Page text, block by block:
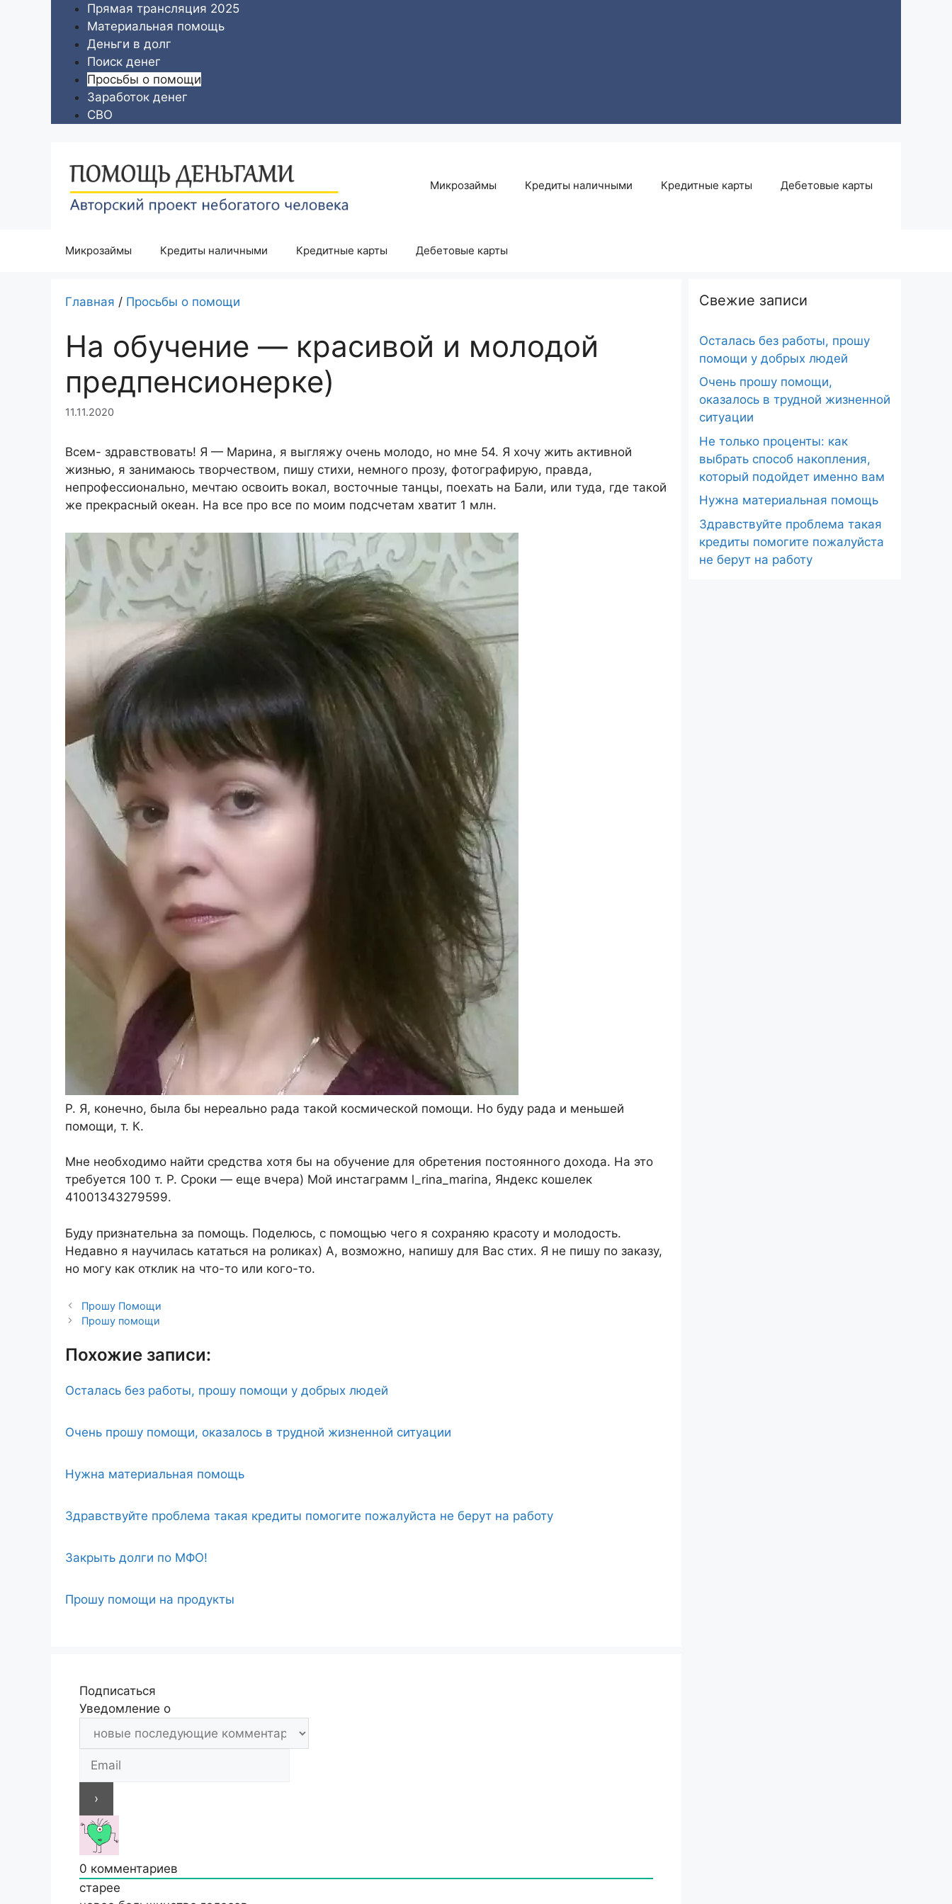
содержимому
Прямая трансляция 2025
Материальная помощь
Деньги в долг
Поиск денег
Просьбы о помощи
Заработок денег
СВО
Микрозаймы Кредиты наличными Кредитные карты Дебетовые карты
Микрозаймы Кредиты наличными Кредитные карты Дебетовые карты
Главная / Просьбы о помощи
На обучение — красивой и молодой
предпенсионерке)
11.11.2020
Всем- здравствовать! Я — Марина, я выгляжу очень молодо, но мне 54. Я хочу жить активной
жизнью, я занимаюсь творчеством, пишу стихи, немного прозу, фотографирую, правда,
непрофессионально, мечтаю освоить вокал, восточные танцы, поехать на Бали, или туда, где такой
же прекрасный океан. На все про все по моим подсчетам хватит 1 млн.
Р. Я, конечно, была бы нереально рада такой космической помощи. Но буду рада и меньшей
помощи, т. К.
Мне необходимо найти средства хотя бы на обучение для обретения постоянного дохода. На это
требуется 100 т. Р. Сроки — еще вчера) Мой инстаграмм l_rina_marina, Яндекс кошелек
41001343279599.
Буду признательна за помощь. Поделюсь, с помощью чего я сохраняю красоту и молодость.
Недавно я научилась кататься на роликах) А, возможно, напишу для Вас стих. Я не пишу по заказу,
но могу как отклик на что-то или кого-то.
Прошу Помощи
Прошу помощи
Похожие записи:
Осталась без работы, прошу помощи у добрых людей
Очень прошу помощи, оказалось в трудной жизненной ситуации
Нужна материальная помощь
Здравствуйте проблема такая кредиты помогите пожалуйста не берут на работу
Закрыть долги по МФО!
Прошу помощи на продукты
Подписаться
Уведомление о
0 комментариев
старее
Свежие записи
Осталась без работы, прошу
помощи у добрых людей
Очень прошу помощи,
оказалось в трудной жизненной
ситуации
Не только проценты: как
выбрать способ накопления,
который подойдет именно вам
Нужна материальная помощь
Здравствуйте проблема такая
кредиты помогите пожалуйста
не берут на работу